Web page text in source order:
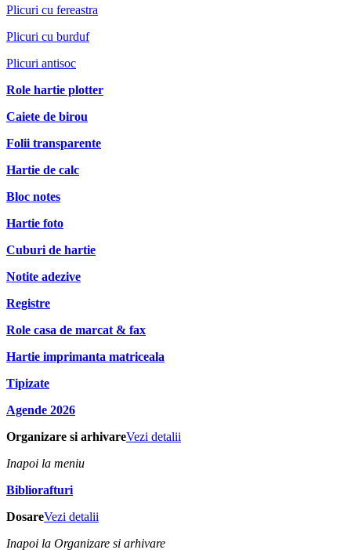
Plicuri cu fereastra
Plicuri cu burduf
Plicuri antisoc
Role hartie plotter
Caiete de birou
Folii transparente
Hartie de calc
Bloc notes
Hartie foto
Cuburi de hartie
Notite adezive
Registre
Role casa de marcat & fax
Hartie imprimanta matriceala
Tipizate
Agende 2026
Organizare si arhivareVezi detalii
Inapoi la meniu
Bibliorafturi
DosareVezi detalii
Inapoi la Organizare si arhivare